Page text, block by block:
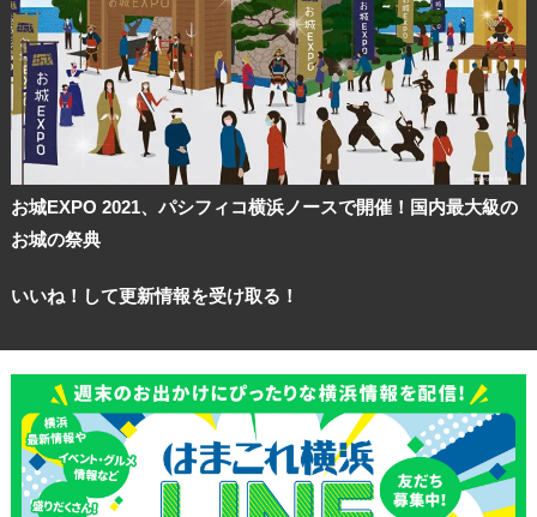
お城EXPO 2021、パシフィコ横浜ノースで開催！国内最大級の
お城の祭典
いいね！して更新情報を受け取る！